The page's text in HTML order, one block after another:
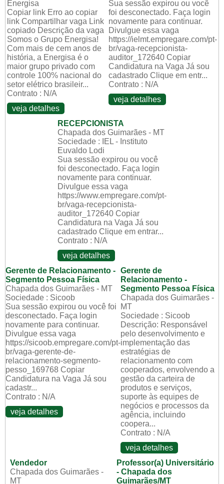
Energisa
Copiar link Erro ao copiar
link Compartilhar vaga Link
copiado Descrição da vaga
Somos o Grupo Energisa!
Com mais de cem anos de
história, a Energisa é o
maior grupo privado com
controle 100% nacional do
setor elétrico brasileir...
Contrato : N/A
veja detalhes
Sua sessão expirou ou você
foi desconectado. Faça login
novamente para continuar.
Divulgue essa vaga
https://ielmt.empregare.com/pt-
br/vaga-recepcionista-
auditor_172640 Copiar
Candidatura na Vaga Já sou
cadastrado Clique em entr...
Contrato : N/A
veja detalhes
RECEPCIONISTA
Chapada dos Guimarães - MT
Sociedade : IEL - Instituto
Euvaldo Lodi
Sua sessão expirou ou você
foi desconectado. Faça login
novamente para continuar.
Divulgue essa vaga
https://www.empregare.com/pt-
br/vaga-recepcionista-
auditor_172640 Copiar
Candidatura na Vaga Já sou
cadastrado Clique em entrar...
Contrato : N/A
veja detalhes
Gerente de Relacionamento -
Segmento Pessoa Física
Chapada dos Guimarães - MT
Sociedade : Sicoob
Sua sessão expirou ou você foi
desconectado. Faça login
novamente para continuar.
Divulgue essa vaga
https://sicoob.empregare.com/pt-
br/vaga-gerente-de-
relacionamento-segmento-
pesso_169768 Copiar
Candidatura na Vaga Já sou
cadastr...
Contrato : N/A
veja detalhes
Gerente de
Relacionamento -
Segmento Pessoa Física
Chapada dos Guimarães -
MT
Sociedade : Sicoob
Descrição: Responsável
pelo desenvolvimento e
implementação das
estratégias de
relacionamento com
cooperados, envolvendo a
gestão da carteira de
produtos e serviços,
suporte às equipes de
negócios e processos da
agência, incluindo
coopera...
Contrato : N/A
veja detalhes
Vendedor
Chapada dos Guimarães -
MT
Professor(a) Universitário
- Chapada dos
Guimarães/MT